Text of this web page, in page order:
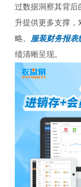
过数据洞察其背后
升提供更多支撑
略。
服装财务报表
绩清晰呈现。